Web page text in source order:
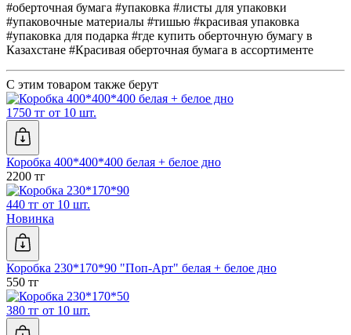
#оберточная бумага #упаковка #листы для упаковки
#упаковочные материалы #тишью #красивая упаковка
#упаковка для подарка #где купить оберточную бумагу в
Казахстане #Красивая оберточная бумага в ассортименте
С этим товаром также берут
1750 тг от 10 шт.
Коробка 400*400*400 белая + белое дно
2200 тг
440 тг от 10 шт.
Новинка
Коробка 230*170*90 "Поп-Арт" белая + белое дно
550 тг
380 тг от 10 шт.